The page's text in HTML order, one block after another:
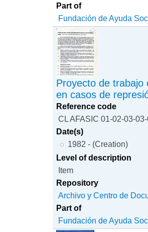
Part of
Fundación de Ayuda
Proyecto de trabajo
en casos de
Reference code
CL AFASIC 01-02-03-
Date(s)
1982 - (Creation)
Level of description
Item
Repository
Archivo y Centro de
Part of
Fundación de Ayuda